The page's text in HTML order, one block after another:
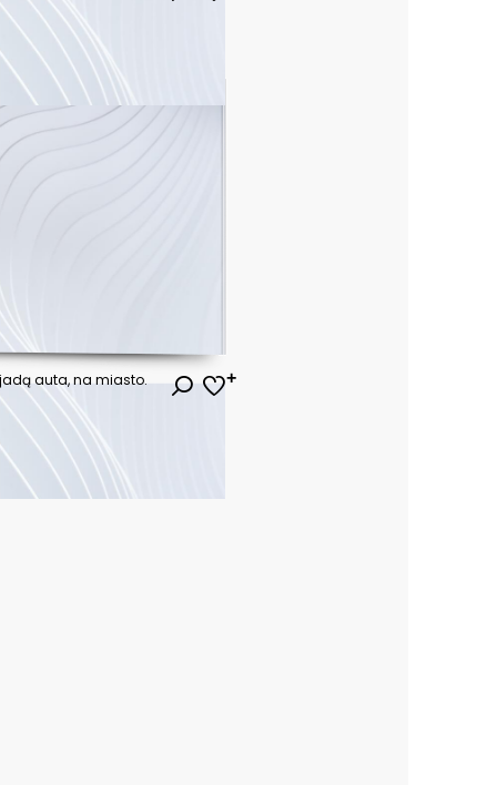
auta, na miasto.